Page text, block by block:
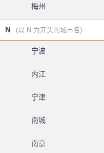
梅州
N (以 N 为开头的城市名)
宁波
内江
宁津
南城
南京